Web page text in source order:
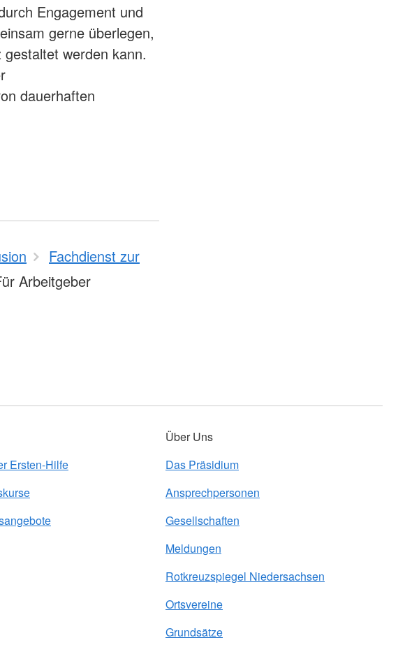
Engagement und
gerne überlegen,
werden kann.
dauerhaften
Fachdienst zur
Arbeitgeber
Ersten-Hilfe
Über Uns
Das Präsidium
Ansprechpersonen
Gesellschaften
Meldungen
Rotkreuzspiegel Niedersachsen
Ortsvereine
Grundsätze